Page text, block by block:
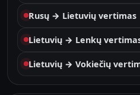
Rusų → Lietuvių vertimas
Lietuvių → Lenkų
Lietuvių → Vokiečių